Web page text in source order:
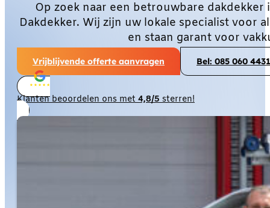
Op zoek naar een betrouwbare
Dakdekker. Wij zijn uw lokale specialist voor
en staan garant voor
Vrijblijvende offerte aanvragen Bel: 085 060 4431
Klanten beoordelen ons met4,8/5sterren!